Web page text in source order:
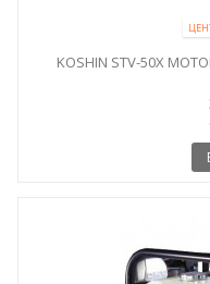
KOSHIN STV-50X